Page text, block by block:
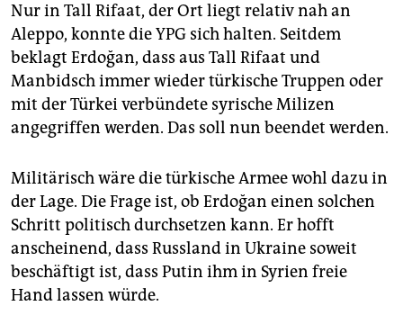
Nur in Tall Rifaat, der Ort liegt relativ nah an
Aleppo, konnte die YPG sich halten. Seitdem
beklagt Erdoğan, dass aus Tall Rifaat und
Manbidsch immer wieder türkische Truppen oder
mit der Türkei verbündete syrische Milizen
angegriffen werden. Das soll nun beendet werden.
Militärisch wäre die türkische Armee wohl dazu in
der Lage. Die Frage ist, ob Erdoğan einen solchen
Schritt politisch durchsetzen kann. Er hofft
anscheinend, dass Russland in Ukraine soweit
beschäftigt ist, dass Putin ihm in Syrien freie
Hand lassen würde.